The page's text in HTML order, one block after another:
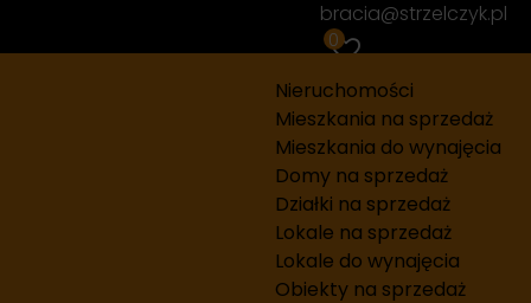
bracia@strzelczyk.pl
0
Nieruchomości
Mieszkania na sprzedaż
Mieszkania do wynajęcia
Domy na sprzedaż
Działki na sprzedaż
Lokale na sprzedaż
Lokale do wynajęcia
Obiekty na sprzedaż